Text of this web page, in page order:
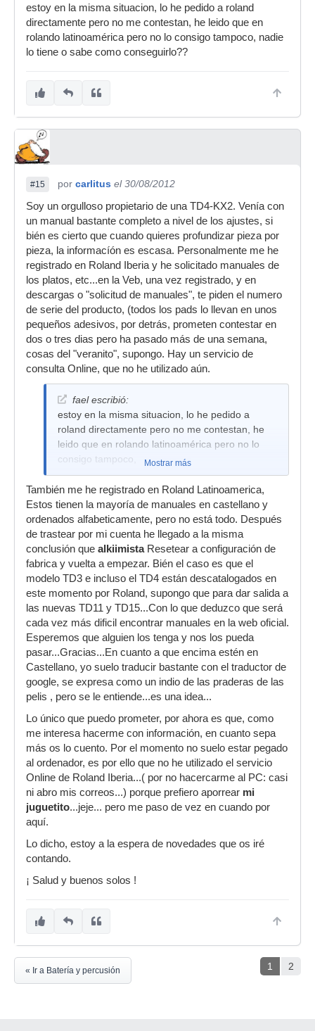
estoy en la misma situacion, lo he pedido a roland
directamente pero no me contestan, he leido que en
rolando latinoamérica pero no lo consigo tampoco, nadie
lo tiene o sabe como conseguirlo??
#15 por carlitus el 30/08/2012
Soy un orgulloso propietario de una TD4-KX2. Venía con
un manual bastante completo a nivel de los ajustes, si
bién es cierto que cuando quieres profundizar pieza por
pieza, la informacíón es escasa. Personalmente me he
registrado en Roland Iberia y he solicitado manuales de
los platos, etc...en la Veb, una vez registrado, y en
descargas o "solicitud de manuales", te piden el numero
de serie del producto, (todos los pads lo llevan en unos
pequeños adesivos, por detrás, prometen contestar en
dos o tres dias pero ha pasado más de una semana,
cosas del "veranito", supongo. Hay un servicio de
consulta Online, que no he utilizado aún.
fael escribió:
estoy en la misma situacion, lo he pedido a
roland directamente pero no me contestan, he
leido que en rolando latinoamérica pero no lo
consigo tampoco,
Mostrar más
También me he registrado en Roland Latinoamerica,
Estos tienen la mayoría de manuales en castellano y
ordenados alfabeticamente, pero no está todo. Después
de trastear por mi cuenta he llegado a la misma
conclusión que alkiimistaResetear a configuración de
fabrica y vuelta a empezar. Bién el caso es que el
modelo TD3 e incluso el TD4 están descatalogados en
este momento por Roland, supongo que para dar salida a
las nuevas TD11 y TD15...Con lo que deduzco que será
cada vez más dificil encontrar manuales en la web oficial.
Esperemos que alguien los tenga y nos los pueda
pasar...Gracias...En cuanto a que encima estén en
Castellano, yo suelo traducir bastante con el traductor de
google, se expresa como un indio de las praderas de las
pelis , pero se le entiende...es una idea...
Lo único que puedo prometer, por ahora es que, como
me interesa hacerme con información, en cuanto sepa
más os lo cuento. Por el momento no suelo estar pegado
al ordenador, es por ello que no he utilizado el servicio
Online de Roland Iberia...( por no hacercarme al PC: casi
ni abro mis correos...) porque prefiero aporrear mi
juguetito...jeje... pero me paso de vez en cuando por
aquí.
Lo dicho, estoy a la espera de novedades que os iré
contando.
¡ Salud y buenos solos !
1 2
« Ir a Batería y percusión